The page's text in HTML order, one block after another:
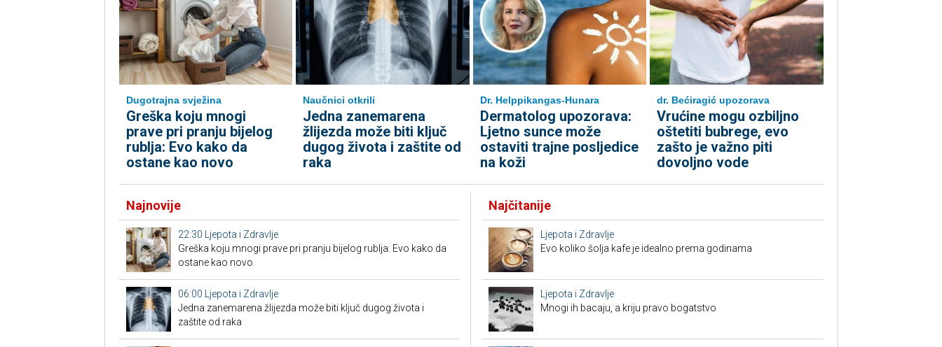
Dugotrajna svježina
Greška koju mnogi
prave pri pranju bijelog
rublja: Evo kako da
ostane kao novo
Naučnici otkrili
Jedna zanemarena
žlijezda može biti ključ
dugog života i zaštite od
raka
Dr. Helppikangas-Hunara
Dermatolog upozorava:
Ljetno sunce može
ostaviti trajne posljedice
na koži
dr. Bećiragić upozorava
Vrućine mogu ozbiljno
oštetiti bubrege, evo
zašto je važno piti
dovoljno vode
Najnovije
22:30
Ljepota i Zdravlje
Greška koju mnogi prave pri pranju bijelog rublja: Evo kako da
ostane kao novo
06:00
Ljepota i Zdravlje
Jedna zanemarena žlijezda može biti ključ dugog života i
zaštite od raka
Najčitanije
Ljepota i Zdravlje
Evo koliko šolja kafe je idealno prema godinama
Ljepota i Zdravlje
Mnogi ih bacaju, a kriju pravo bogatstvo